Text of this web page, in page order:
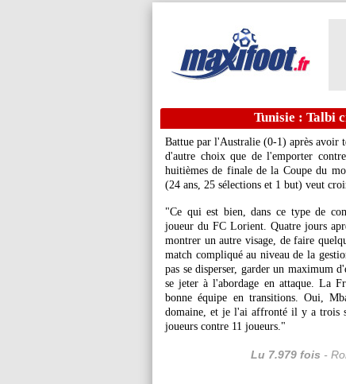
Tunisie : Talbi
Battue par l'Australie (0-1) après avoir
d'autre choix que de l'emporter
huitièmes de finale de la Coupe du
(24 ans, 25 sélections et 1 but) veut
"Ce qui est bien, dans ce type de
joueur du FC Lorient. Quatre jours
montrer un autre visage, de faire
match compliqué au niveau de la
pas se disperser, garder un maximum
se jeter à l'abordage en attaque. La
bonne équipe en transitions. Oui,
domaine, et je l'ai affronté il y a trois
joueurs contre 11 joueurs."
Lu 7.979 fois -